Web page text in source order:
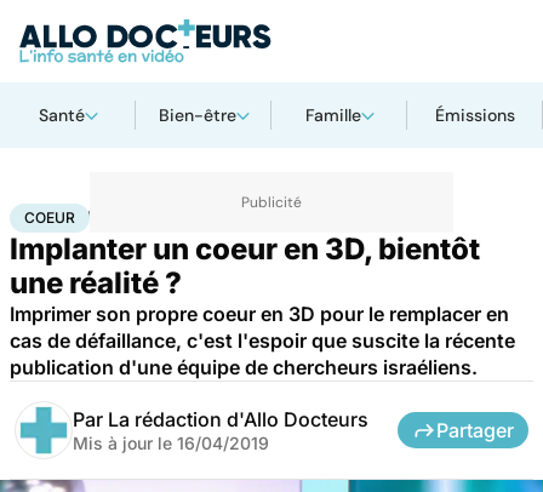
Santé Bien-être Famille Émissions
AccueilSanté Maladies cardiaques
COEUR
Implanter un coeur en 3D, bientôt
une réalité ?
Imprimer son propre coeur en 3D pour le remplacer en
cas de défaillance, c'est l'espoir que suscite la récente
publication d'une équipe de chercheurs israéliens.
Par La rédaction d'Allo Docteurs
Mis à jour le 16/04/2019
Partager